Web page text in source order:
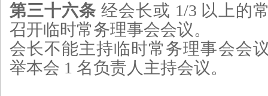
第三十六条 经会长或 1/3 以上的
召开临时常务理事会会议。
会长不能主持临时常务理事会会
举本会 1 名负责人主持会议。